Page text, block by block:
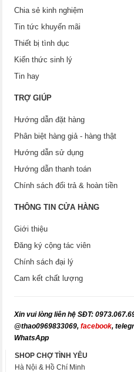
Chia sẻ kinh nghiệm
Tin tức khuyến mãi
Thiết bị tình dục
Kiến thức sinh lý
Tin hay
TRỢ GIÚP
Hướng dẫn đặt hàng
Phân biệt hàng giả - hàng thật
Hướng dẫn sử dụng
Hướng dẫn thanh toán
Chính sách đổi trả & hoàn tiền
THÔNG TIN CỬA HÀNG
Giới thiệu
Đăng ký cộng tác viên
Chính sách đại lý
Cam kết chất lượng
Xin vui lòng liên hệ SĐT:
@thao0969833069,facebook,
WhatsApp
SHOP CHỢ TÌNH YÊU
Hà Nội & Hồ Chí Minh